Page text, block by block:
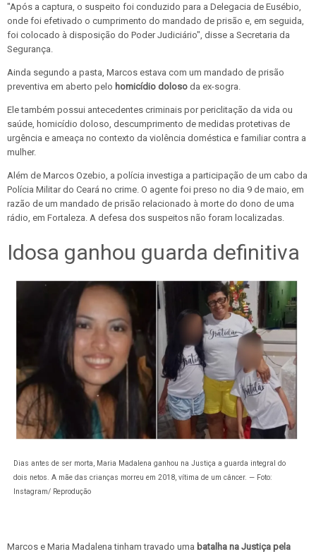
"Após a captura, o suspeito foi conduzido para a Delegacia de Eusébio,
onde foi efetivado o cumprimento do mandado de prisão e, em seguida,
foi colocado à disposição do Poder Judiciário", disse a Secretaria da
Segurança.
Ainda segundo a pasta, Marcos estava com um mandado de prisão
preventiva em aberto pelo homicídio doloso da ex-sogra.
Ele também possui antecedentes criminais por periclitação da vida ou
saúde, homicídio doloso, descumprimento de medidas protetivas de
urgência e ameaça no contexto da violência doméstica e familiar contra a
mulher.
Além de Marcos Ozebio, a polícia investiga a participação de um cabo da
Polícia Militar do Ceará no crime. O agente foi preso no dia 9 de maio, em
razão de um mandado de prisão relacionado à morte do dono de uma
rádio, em Fortaleza. A defesa dos suspeitos não foram localizadas.
Idosa ganhou guarda definitiva
Dias antes de ser morta, Maria Madalena ganhou na Justiça a guarda integral do
dois netos. A mãe das crianças morreu em 2018, vítima de um câncer. — Foto:
Instagram/ Reprodução
Marcos e Maria Madalena tinham travado uma batalha na Justiça pela